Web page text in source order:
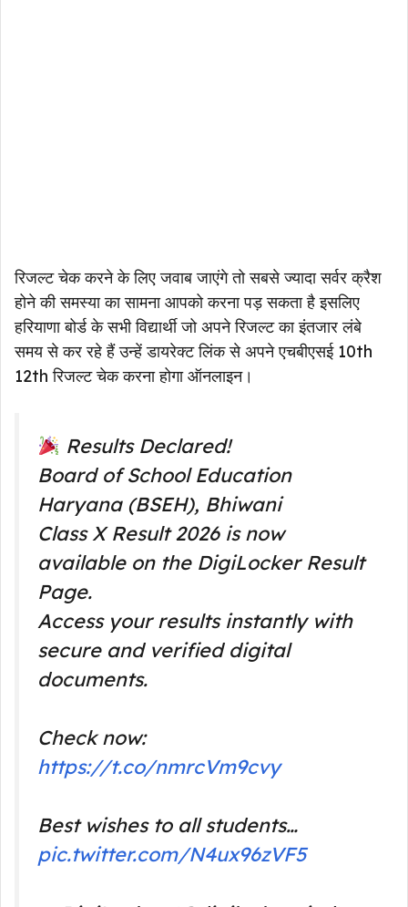
रिजल्ट चेक करने के लिए जवाब जाएंगे तो सबसे ज्यादा सर्वर क्रैश
होने की समस्या का सामना आपको करना पड़ सकता है इसलिए
हरियाणा बोर्ड के सभी विद्यार्थी जो अपने रिजल्ट का इंतजार लंबे
समय से कर रहे हैं उन्हें डायरेक्ट लिंक से अपने एचबीएसई 10th
12th रिजल्ट चेक करना होगा ऑनलाइन।
Results Declared!
Board of School Education
Haryana (BSEH), Bhiwani
Class X Result 2026 is now
available on the DigiLocker Result
Page.
Access your results instantly with
secure and verified digital
documents.
Check now:
https://t.co/nmrcVm9cvy
Best wishes to all students…
pic.twitter.com/N4ux96zVF5